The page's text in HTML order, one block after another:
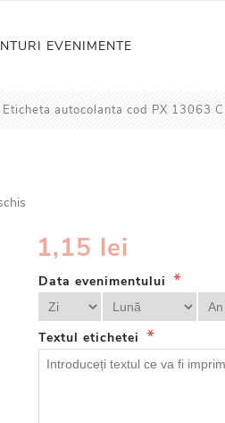
EVENIMENTE
Eticheta autocolanta cod PX 13063 C
1,15 lei
Data evenimentului *
Textul etichetei *